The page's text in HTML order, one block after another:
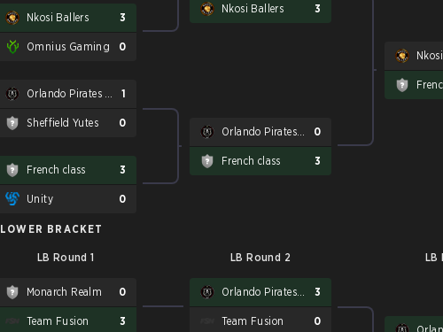
Nkosi Ballers 3
Omnius Gaming 0
1
Sheffield Yutes 0
French class 3
Unity 0
Nkosi Ballers 3
0
French class 3
LOWER BRACKET
LB Round 1 LB Round 2 LB
Monarch Realm 0
Team Fusion 3
3
Team Fusion 0